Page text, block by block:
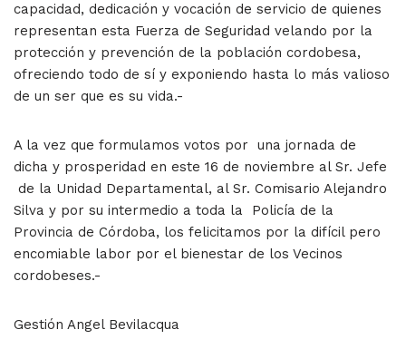
capacidad, dedicación y vocación de servicio de quienes
representan esta Fuerza de Seguridad velando por la
protección y prevención de la población cordobesa,
ofreciendo todo de sí y exponiendo hasta lo más valioso
de un ser que es su vida.-
A la vez que formulamos votos por una jornada de
dicha y prosperidad en este 16 de noviembre al Sr. Jefe
de la Unidad Departamental, al Sr. Comisario Alejandro
Silva y por su intermedio a toda la Policía de la
Provincia de Córdoba, los felicitamos por la difícil pero
encomiable labor por el bienestar de los Vecinos
cordobeses.-
Gestión Angel Bevilacqua